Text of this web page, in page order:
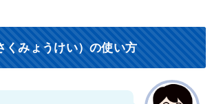
くみょうけい）の使い方